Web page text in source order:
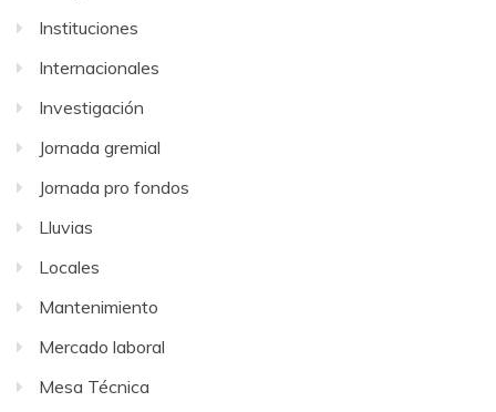
Instituciones
Internacionales
Investigación
Jornada gremial
Jornada pro fondos
Lluvias
Locales
Mantenimiento
Mercado laboral
Mesa Técnica